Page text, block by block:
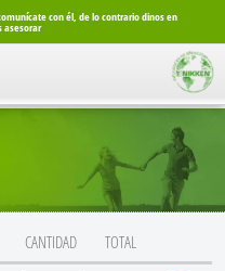
con él, de lo contrario dinos en
asesorar
CANTIDAD TOTAL